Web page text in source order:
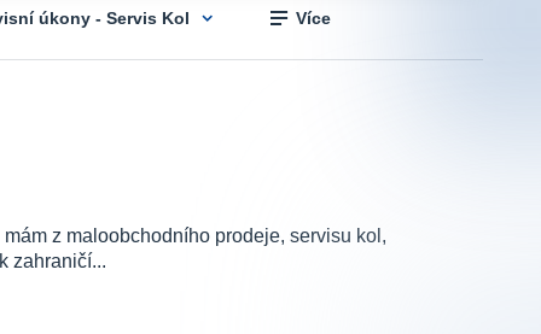
úkony - Servis Kol Více
z maloobchodního prodeje, servisu kol,
zahraničí...